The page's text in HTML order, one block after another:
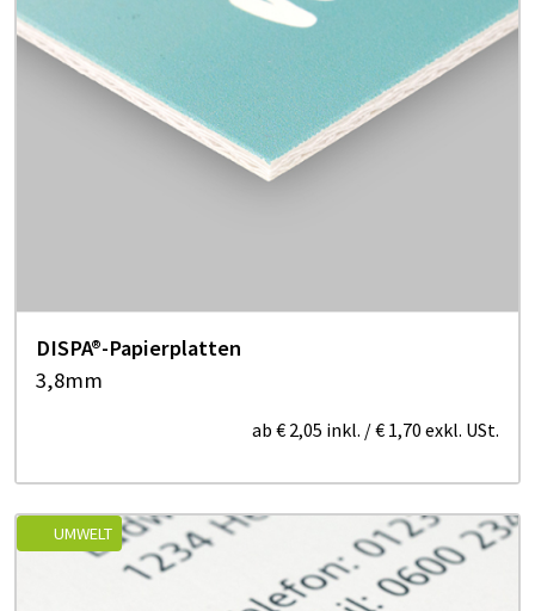
DISPA®-Papierplatten
3,8mm
ab € 2,05 inkl. /€ 1,70 exkl. USt.
UMWELT